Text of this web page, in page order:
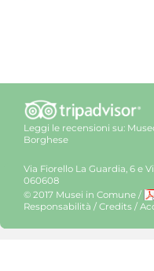
Leggi le recensioni su:
Borghese
Via Fiorello La Guardia, 6 e
060608
© 2017 Musei in Comune /
Responsabilità / Credits /